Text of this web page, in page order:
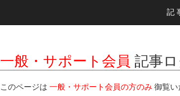
記
一般・サポート会員 記事
このページは 一般・サポート会員の方のみ 御覧い